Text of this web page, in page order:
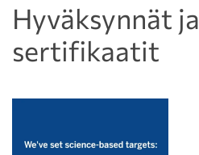
Hyväksynnät ja
sertifikaatit